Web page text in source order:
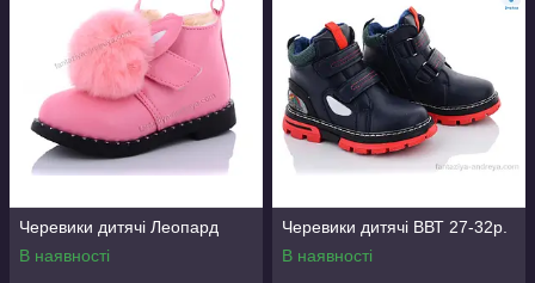
Черевики дитячі Леопард
В наявності
Черевики дитячі ВВТ 27-32р.
В наявності